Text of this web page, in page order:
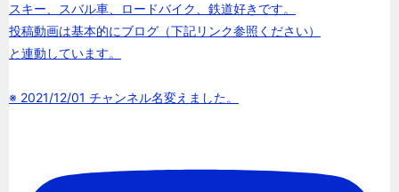
スキー、スバル車、ロードバイク、鉄道好きです。
投稿動画は基本的にブログ（下記リンク参照ください）
と連動しています。
※ 2021/12/01 チャンネル名変えました。